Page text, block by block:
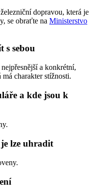
dopravou, která je
se obraťte na Ministerstvo
s sebou
a konkrétní,
charakter stížnosti.
a kde jsou k
lze uhradit